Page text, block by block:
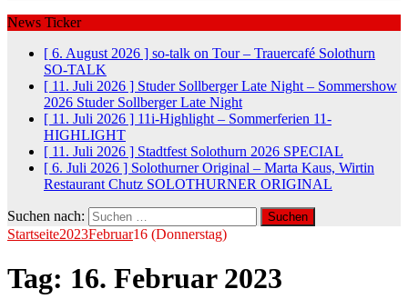
News Ticker
[ 6. August 2026 ] so-talk on Tour – Trauercafé Solothurn
SO-TALK
[ 11. Juli 2026 ] Studer Sollberger Late Night – Sommershow
2026 Studer Sollberger Late Night
[ 11. Juli 2026 ] 11i-Highlight – Sommerferien 11-
HIGHLIGHT
[ 11. Juli 2026 ] Stadtfest Solothurn 2026 SPECIAL
[ 6. Juli 2026 ] Solothurner Original – Marta Kaus, Wirtin
Restaurant Chutz SOLOTHURNER ORIGINAL
Suchen nach:
Startseite2023Februar16 (Donnerstag)
Tag: 16. Februar 2023